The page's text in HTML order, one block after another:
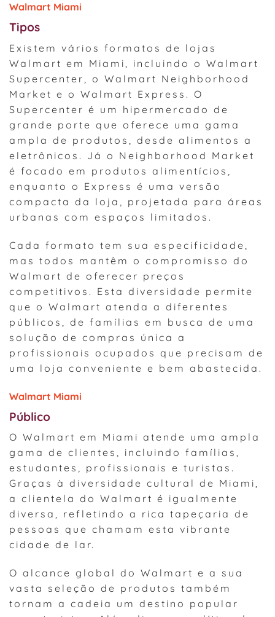
Walmart Miami
Tipos
Existem vários formatos de lojas
Walmart em Miami, incluindo o Walmart
Supercenter, o Walmart Neighborhood
Market e o Walmart Express. O
Supercenter é um hipermercado de
grande porte que oferece uma gama
ampla de produtos, desde alimentos a
eletrônicos. Já o Neighborhood Market
é focado em produtos alimentícios,
enquanto o Express é uma versão
compacta da loja, projetada para áreas
urbanas com espaços limitados.
Cada formato tem sua especificidade,
mas todos mantêm o compromisso do
Walmart de oferecer preços
competitivos. Esta diversidade permite
que o Walmart atenda a diferentes
públicos, de famílias em busca de uma
solução de compras única a
profissionais ocupados que precisam de
uma loja conveniente e bem abastecida.
Walmart Miami
Público
O Walmart em Miami atende uma ampla
gama de clientes, incluindo famílias,
estudantes, profissionais e turistas.
Graças à diversidade cultural de Miami,
a clientela do Walmart é igualmente
diversa, refletindo a rica tapeçaria de
pessoas que chamam esta vibrante
cidade de lar.
O alcance global do Walmart e a sua
vasta seleção de produtos também
tornam a cadeia um destino popular